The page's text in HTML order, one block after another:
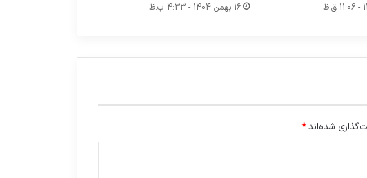
ط
ا
ی
ر
16 بهمن 1404 - 4:33 ب.ظ
شده‌اند*